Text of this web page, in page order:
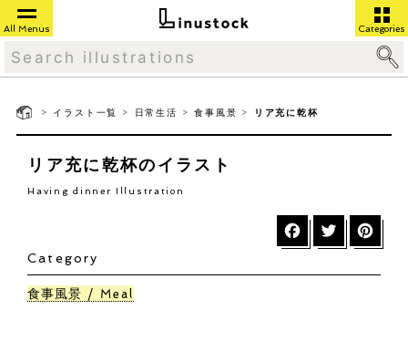
All Menus Categories
> イラスト一覧 > 日常生活 >食事風景 > リア充に乾杯
リア充に乾杯のイラスト
Having dinner Illustration
Category
食事風景 Meal